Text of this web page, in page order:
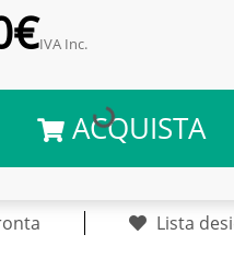
IVA Inc.
ACQUISTA
Lista